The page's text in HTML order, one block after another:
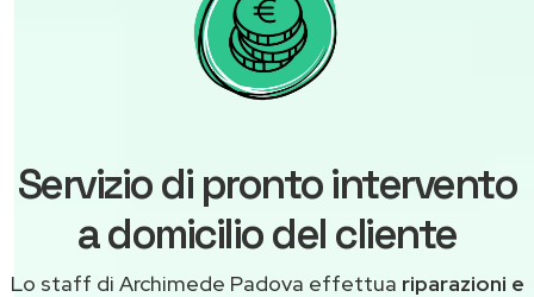
Servizio di pronto intervento
a domicilio del cliente
Lo staff di Archimede Padova effettua riparazioni e